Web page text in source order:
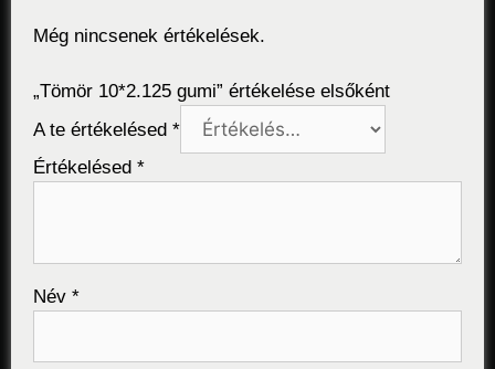
Még nincsenek értékelések.
„Tömör 10*2.125 gumi” értékelése elsőként
A te értékelésed *
Értékelésed *
Név *